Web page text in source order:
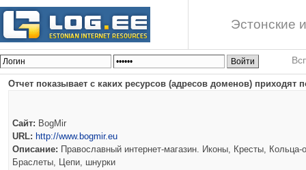
Эстонские
Отчет показывает с каких ресурсов (адресов доменов) приходят
Сайт: BogMir
URL: http://www.bogmir.eu
Описание: Православный интернет-магазин. Иконы, Кресты, Кольца-
Браслеты, Цепи, шнурки